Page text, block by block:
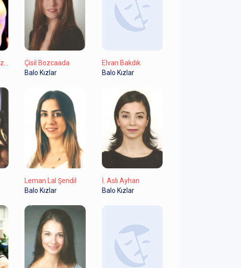
Çisil Bozcaada
Balo Kızlar
Elvan Bakdık
Balo Kızlar
Leman Lal Şendil
Balo Kızlar
İ. Aslı Ayhan
Balo Kızlar